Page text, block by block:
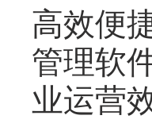
高效便
管理软
业运营